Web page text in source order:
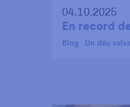
04.10.2025
En record
Blog Un déu